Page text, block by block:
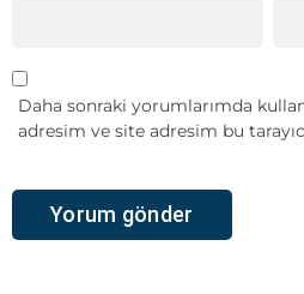
Daha sonraki yorumlarımda
adresim ve site adresim bu